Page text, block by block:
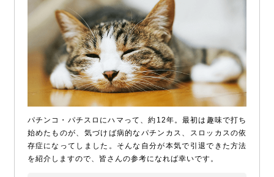
パチンコ・パチスロにハマって、約12年。最初は趣味で打ち
始めたものが、気づけば病的なパチンカス、スロッカスの依
存症になってしました。そんな自分が本気で引退できた方法
を紹介しますので、皆さんの参考になれば幸いです。